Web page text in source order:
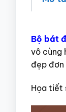
Bộ bát
vô cùng
đẹp đơn
Họa tiết